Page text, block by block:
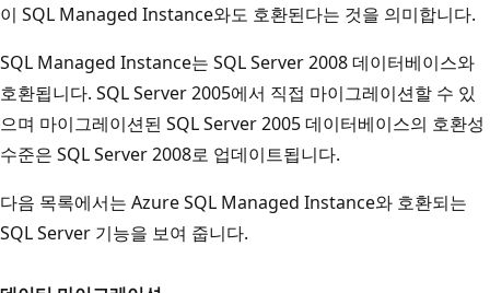
이 SQL Managed Instance와도 호환된다는 것을 의미합니다.
SQL Managed Instance는 SQL Server 2008 데이터베이스와
호환됩니다. SQL Server 2005에서 직접 마이그레이션할 수 있
으며 마이그레이션된 SQL Server 2005 데이터베이스의 호환성
수준은 SQL Server 2008로 업데이트됩니다.
다음 목록에서는 Azure SQL Managed Instance와 호환되는
SQL Server 기능을 보여 줍니다.